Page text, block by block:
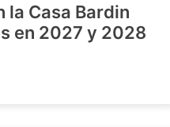
la Casa Bardin
en 2027 y 2028